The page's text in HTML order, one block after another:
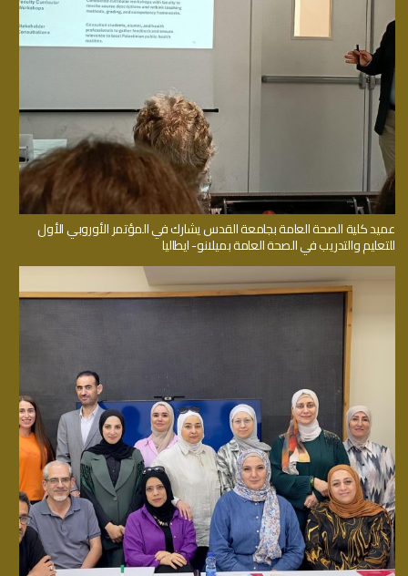
عميد كلية الصحة العامة بجامعة القدس يشارك في المؤتمر الأوروبي الأول
للتعليم والتدريب في الصحة العامة بميلانو- ايطاليا